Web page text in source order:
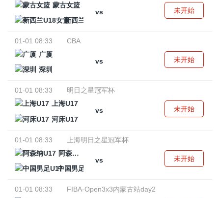
蒙古女篮
vs
新西兰U18女篮
未开始
01-01 08:33
CBA
广厦
vs
深圳
未开始
01-01 08:33
明日之星冠军杯
上海U17
vs
河床U17
未开始
01-01 08:33
上海明日之星冠军杯
阿森纳U17
vs
中国男足U17
未开始
01-01 08:33
FIBA-Open3x3内蒙古站day2